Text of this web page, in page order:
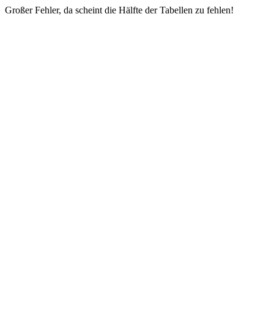
Großer Fehler, da scheint die Hälfte der Tabellen zu fehlen!